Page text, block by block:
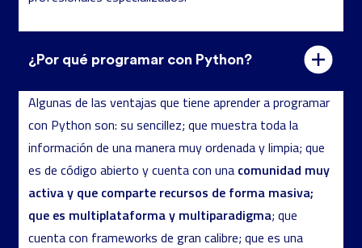
¿Por qué programar con Python?
Algunas de las ventajas que tiene aprender a programar
con Python son: su sencillez; que muestra toda la
información de una manera muy ordenada y limpia; que
es de código abierto y cuenta con una comunidad muy
activa y que comparte recursos de forma masiva;
que es multiplataforma y multiparadigma; que
cuenta con frameworks de gran calibre; que es una